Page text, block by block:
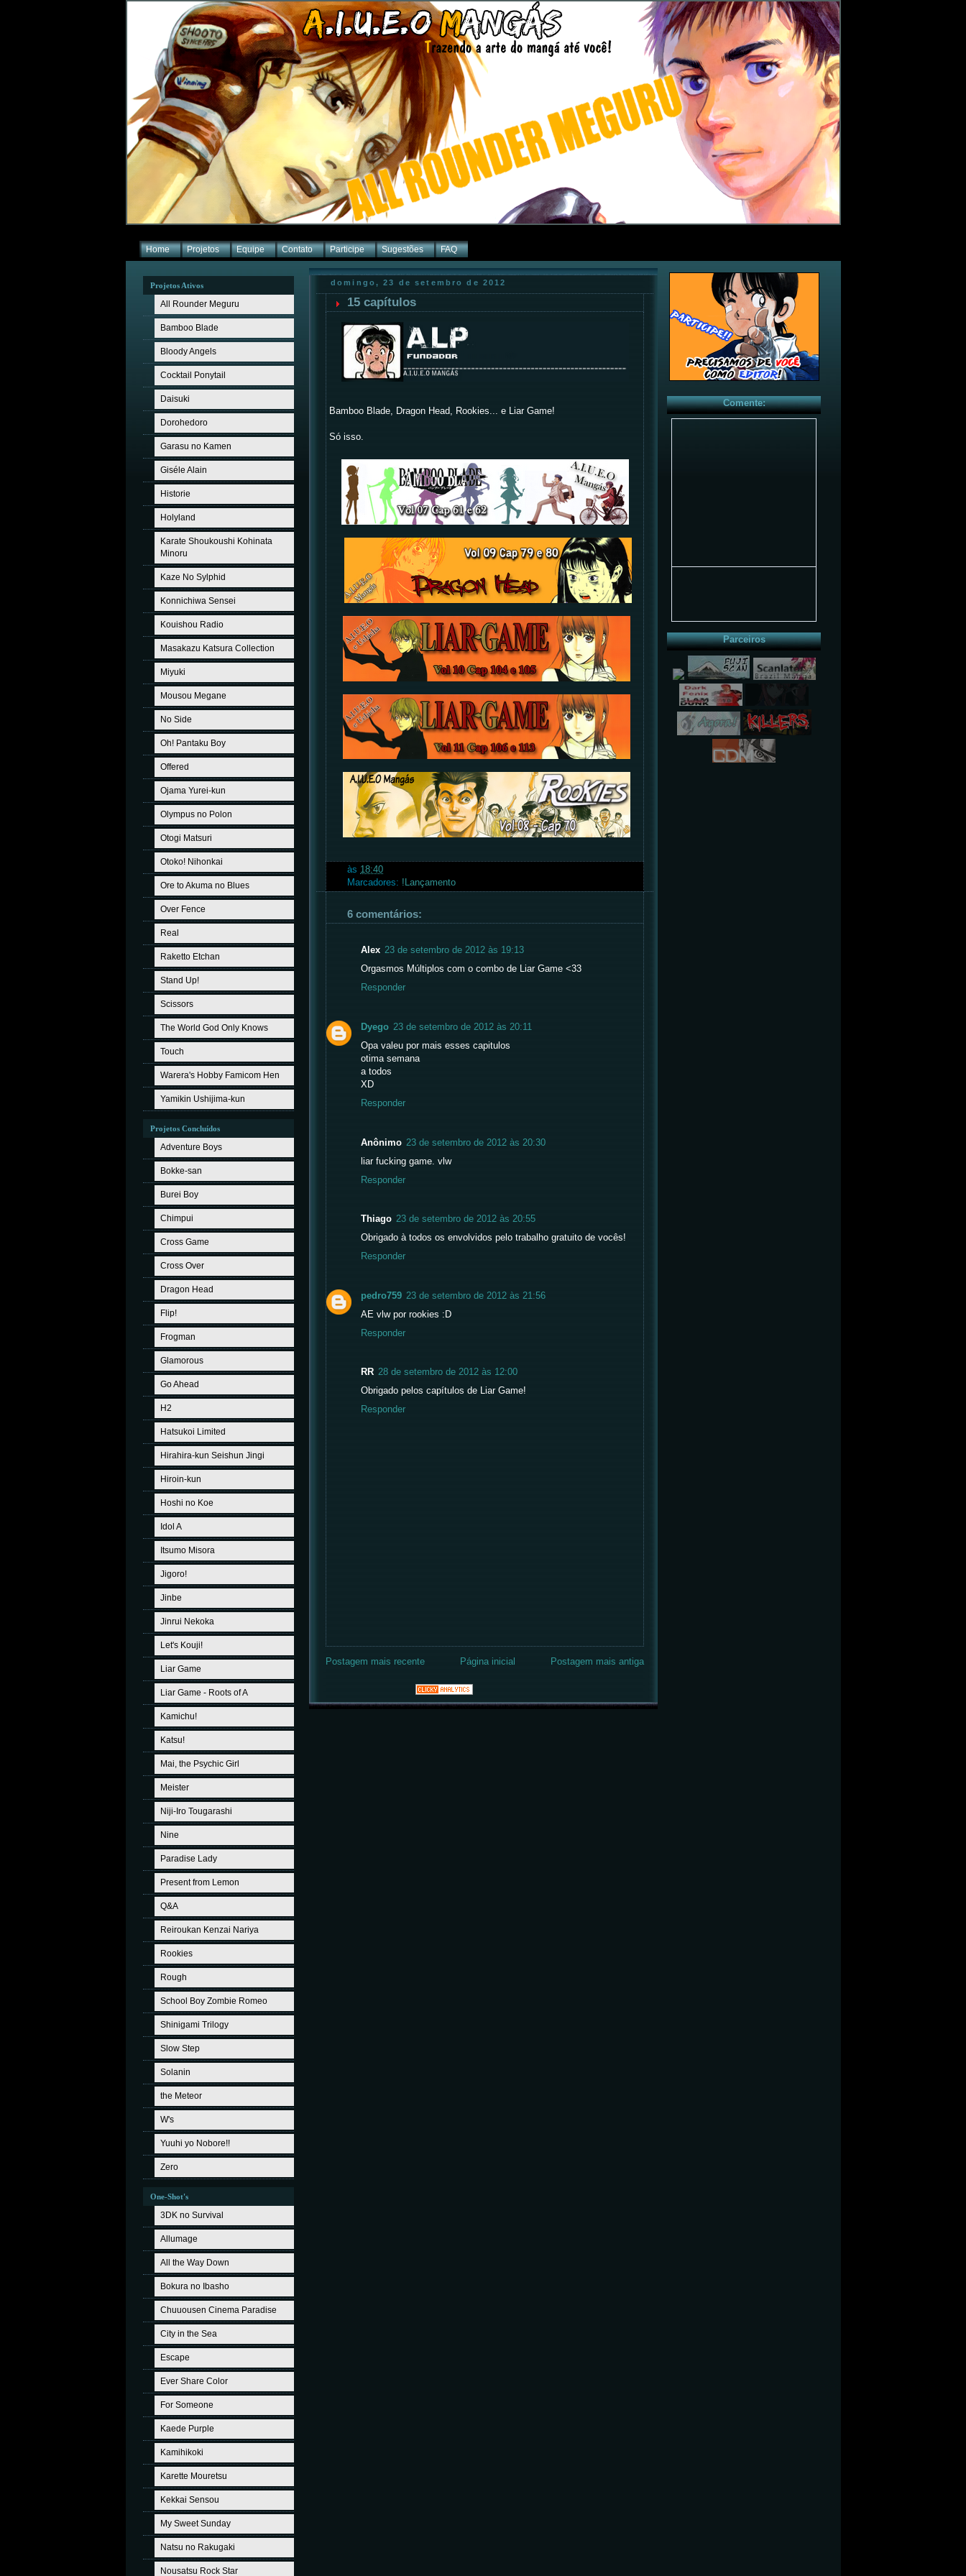
Home Projetos Equipe Contato Participe Sugestões FAQ
Projetos Ativos
All Rounder Meguru
Bamboo Blade
Bloody Angels
Cocktail Ponytail
Daisuki
Dorohedoro
Garasu no Kamen
Giséle Alain
Historie
Holyland
Karate Shoukoushi Kohinata
Minoru
Kaze No Sylphid
Konnichiwa Sensei
Kouishou Radio
Masakazu Katsura Collection
Miyuki
Mousou Megane
No Side
Oh! Pantaku Boy
Offered
Ojama Yurei-kun
Olympus no Polon
Otogi Matsuri
Otoko! Nihonkai
Ore to Akuma no Blues
Over Fence
Real
Raketto Etchan
Stand Up!
Scissors
The World God Only Knows
Touch
Warera's Hobby Famicom Hen
Yamikin Ushijima-kun
Projetos Concluídos
Adventure Boys
Bokke-san
Burei Boy
Chimpui
Cross Game
Cross Over
Dragon Head
Flip!
Frogman
Glamorous
Go Ahead
H2
Hatsukoi Limited
Hirahira-kun Seishun Jingi
Hiroin-kun
Hoshi no Koe
Idol A
Itsumo Misora
Jigoro!
Jinbe
Jinrui Nekoka
Let's Kouji!
Liar Game
Liar Game - Roots of A
Kamichu!
Katsu!
Mai, the Psychic Girl
Meister
Niji-Iro Tougarashi
Nine
Paradise Lady
Present from Lemon
Q&A
Reiroukan Kenzai Nariya
Rookies
Rough
School Boy Zombie Romeo
Shinigami Trilogy
Slow Step
Solanin
the Meteor
W's
Yuuhi yo Nobore!!
Zero
One-Shot's
3DK no Survival
Allumage
All the Way Down
Bokura no Ibasho
Chuuousen Cinema Paradise
City in the Sea
Escape
Ever Share Color
For Someone
Kaede Purple
Kamihikoki
Karette Mouretsu
Kekkai Sensou
My Sweet Sunday
Natsu no Rakugaki
Nousatsu Rock Star
domingo, 23 de setembro de 2012
15 capítulos
Bamboo Blade, Dragon Head, Rookies... e Liar Game!
Só isso.
às 18:40
Marcadores: !Lançamento
6 comentários:
Alex 23 de setembro de 2012 às 19:13
Orgasmos Múltiplos com o combo de Liar Game <33
Responder
Dyego 23 de setembro de 2012 às 20:11
Opa valeu por mais esses capitulos
otima semana
a todos
XD
Responder
Anônimo 23 de setembro de 2012 às 20:30
liar fucking game. vlw
Responder
Thiago 23 de setembro de 2012 às 20:55
Obrigado à todos os envolvidos pelo trabalho gratuito de vocês!
Responder
pedro759 23 de setembro de 2012 às 21:56
AE vlw por rookies :D
Responder
RR 28 de setembro de 2012 às 12:00
Obrigado pelos capítulos de Liar Game!
Responder
Postagem mais recente Postagem mais antiga
Página inicial
Comente:
Parceiros